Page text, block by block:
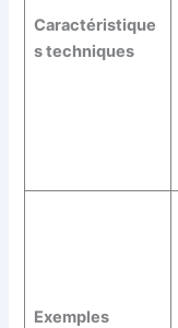
Caractéristique
s techniques
Exemples